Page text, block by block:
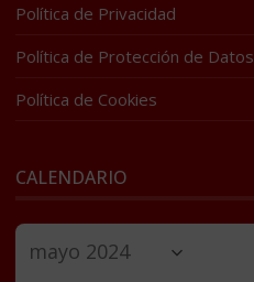
Política de Privacidad
Política de Protección de Datos
Política de Cookies
CALENDARIO